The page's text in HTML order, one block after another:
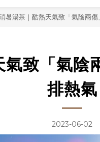
暑湯茶｜酷熱天氣致「氣陰兩
氣致「氣
排熱氣
2023-06-02